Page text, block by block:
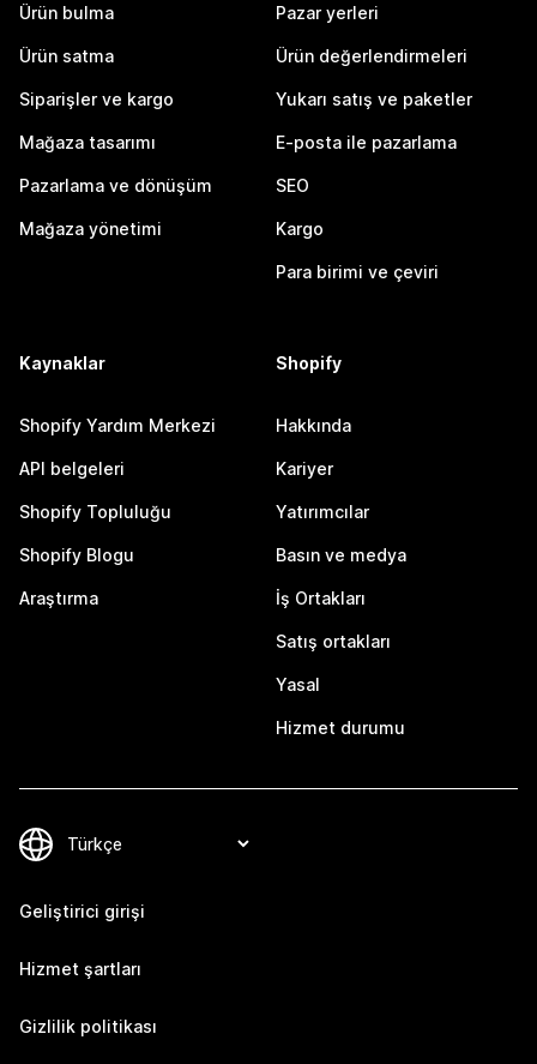
Ürün bulma
Ürün satma
Siparişler ve kargo
Mağaza tasarımı
Pazarlama ve dönüşüm
Mağaza yönetimi
Pazar yerleri
Ürün değerlendirmeleri
Yukarı satış ve paketler
E-posta ile pazarlama
SEO
Kargo
Para birimi ve çeviri
Kaynaklar
Shopify Yardım Merkezi
API belgeleri
Shopify Topluluğu
Shopify Blogu
Araştırma
Shopify
Hakkında
Kariyer
Yatırımcılar
Basın ve medya
İş Ortakları
Satış ortakları
Yasal
Hizmet durumu
Geliştirici girişi
Hizmet şartları
Gizlilik politikası